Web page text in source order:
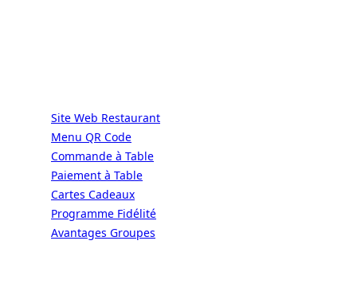
Site Web Restaurant
Menu QR Code
Commande à Table
Paiement à Table
Cartes Cadeaux
Programme Fidélité
Avantages Groupes